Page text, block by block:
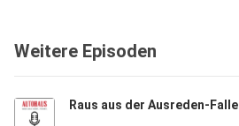
Weitere Episoden
Raus aus der Ausreden-Falle